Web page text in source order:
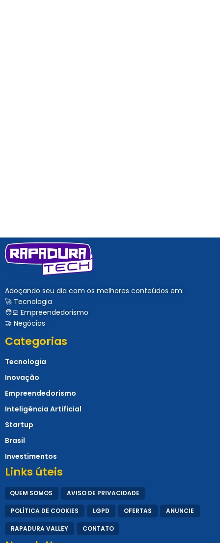
Adoçando seu dia com os melhores conteúdos em:
🚀 Tecnologia
🧑‍💻 Empreendedorismo
🤝 Negócios
Categorias
Tecnologia
Inovação
Empreendedorismo
Inteligência Artificial
Startup
Brasil
Investimentos
Links úteis
QUEM SOMOS AVISO DE PRIVACIDADE
POLÍTICA DE COOKIES LGPD OFERTAS ANUNCIE
RAPADURA VALLEY CONTATO